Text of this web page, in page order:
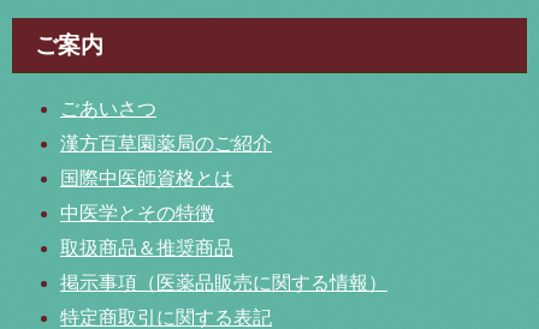
ご案内
ごあいさつ
漢方百草園薬局のご紹介
国際中医師資格とは
中医学とその特徴
取扱商品＆推奨商品
掲示事項（医薬品販売に関する情報）
特定商取引に関する表記